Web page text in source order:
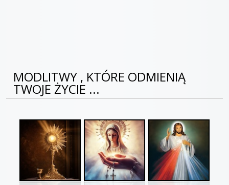
MODLITWY , KTÓRE ODMIENIĄ
TWOJE ŻYCIE ...